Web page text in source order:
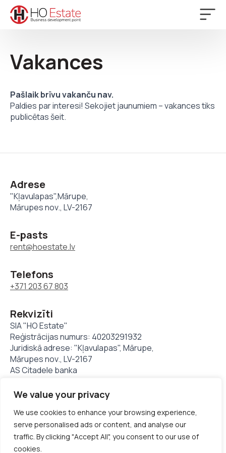
We value your privacy
We use cookies to enhance your browsing experience,
serve personalised ads or content, and analyse our
traffic. By clicking "Accept All", you consent to our use of
cookies.
Vakances
Pašlaik brīvu vakanču nav.
Paldies par interesi! Sekojiet jaunumiem – vakances tiks
publicētas šeit.
Adrese
"Kļavulapas",Mārupe,
Mārupes nov., LV-2167
E-pasts
rent@hoestate.lv
Telefons
+371 203 67 803
Rekvizīti
SIA "HO Estate"
Reģistrācijas numurs: 40203291932
Juridiskā adrese: "Kļavulapas", Mārupe,
Mārupes nov., LV-2167
AS Citadele banka
© Hoestate 1994 - 2025. Visas tiesības aizsargātas
Privātuma politika